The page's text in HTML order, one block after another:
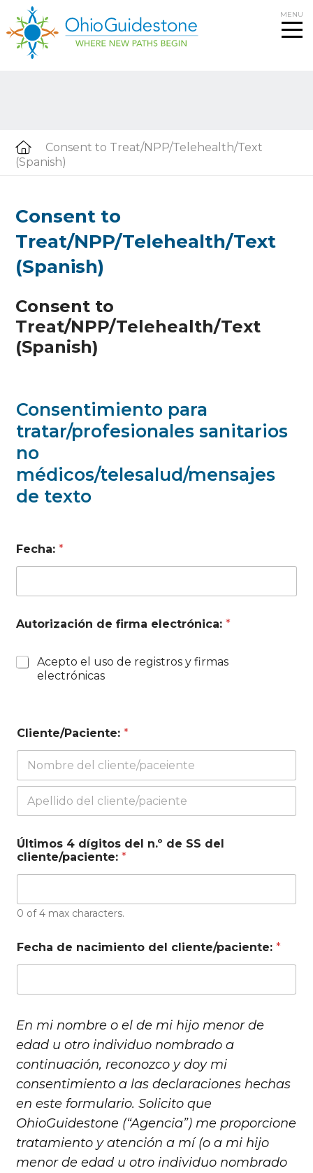
to
content
MENU
Consent to Treat/NPP/Telehealth/Text
(Spanish)
Consent to
Treat/NPP/Telehealth/Text
(Spanish)
Consent to
Treat/NPP/Telehealth/Text
(Spanish)
Consentimiento para
tratar/profesionales sanitarios
no
médicos/telesalud/mensajes
de texto
Fecha:*
Autorización de firma electrónica:*
Acepto el uso de registros y firmas
electrónicas
Cliente/Paciente:*
First
Últimos 4 dígitos del n.º de SS del
cliente/paciente:*
0 of 4 max characters.
Fecha de nacimiento del cliente/paciente:*
En mi nombre o el de mi hijo menor de
edad u otro individuo nombrado a
continuación, reconozco y doy mi
consentimiento a las declaraciones hechas
en este formulario. Solicito que
OhioGuidestone (“Agencia”) me proporcione
tratamiento y atención a mí (o a mi hijo
menor de edad u otro individuo nombrado